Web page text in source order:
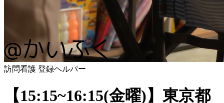
訪問看護 登録ヘルパー
【15:15~16:15(金曜)】東京都